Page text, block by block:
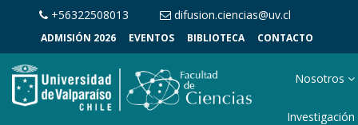
+56322508013 difusion.ciencias@uv.cl
ADMISIÓN 2026 EVENTOS BIBLIOTECA CONTACTO
Nosotros
Investigación